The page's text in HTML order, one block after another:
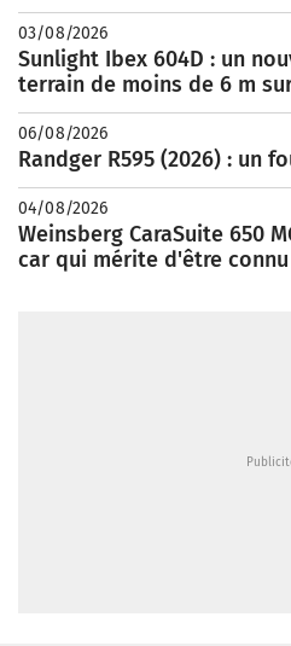
03/08/2026
Sunlight Ibex 604D : un
terrain de moins de 6 m
06/08/2026
Randger R595 (2026) : un
04/08/2026
Weinsberg CaraSuite 650
car qui mérite d'être connu